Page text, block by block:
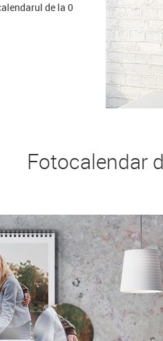
de la 0
Fotocalendar